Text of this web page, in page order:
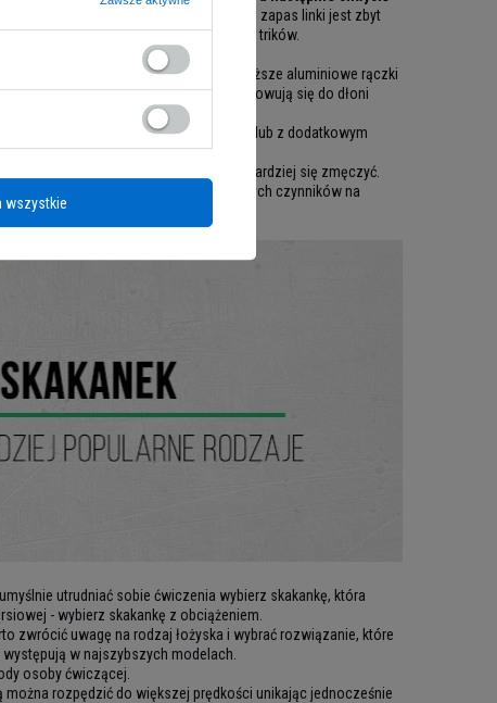
skakanki. Jeśli po wyregulowaniu zapas linki jest zbyt
skakankę podczas uczenia się nowych trików.
osobistymi preferencjami. Cięższe aluminiowe rączki
mocnego uścisku oraz dopasowują się do dłoni
skakanki sznurkowe, rzemieniowe lub z dodatkowym
czy raczej aby pozwoliła ci jak najbardziej się zmęczyć.
problemu? Po przeanalizowaniu tych czynników na
utrudniać sobie ćwiczenia wybierz skakankę, która
- wybierz skakankę z obciążeniem.
zwrócić uwagę na rodzaj łożyska i wybrać rozwiązanie, które
w najszybszych modelach.
osoby ćwiczącej.
rozpędzić do większej prędkości unikając jednocześnie
wszystkie